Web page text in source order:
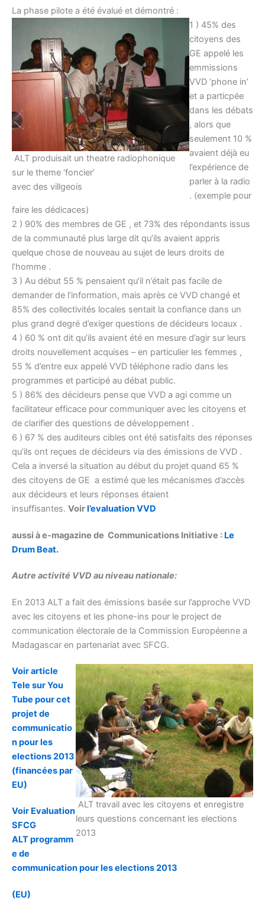
La phase pilote a été évalué et démontré :
ALT produisait un theatre radiophonique
sur le theme ‘foncier’
avec des villgeois
1 ) 45% des
citoyens des
GE appelé les
emmissions
VVD ‘phone in’
et a particpée
dans les débats
, alors que
seulement 10 %
avaient déjà eu
l’expérience de
parler à la radio
. (exemple pour
faire les dédicaces)
2 ) 90% des membres de GE , et 73% des répondants issus
de la communauté plus large dit qu’ils avaient appris
quelque chose de nouveau au sujet de leurs droits de
l’homme .
3 ) Au début 55 % pensaient qu’il n’était pas facile de
demander de l’information, mais après ce VVD changé et
85% des collectivités locales sentait la confiance dans un
plus grand degré d’exiger questions de décideurs locaux .
4 ) 60 % ont dit qu’ils avaient été en mesure d’agir sur leurs
droits nouvellement acquises – en particulier les femmes ,
55 % d’entre eux appelé VVD téléphone radio dans les
programmes et participé au débat public.
5 ) 86% des décideurs pense que VVD a agi comme un
facilitateur efficace pour communiquer avec les citoyens et
de clarifier des questions de développement .
6 ) 67 % des auditeurs cibles ont été satisfaits des réponses
qu’ils ont reçues de décideurs via des émissions de VVD .
Cela a inversé la situation au début du projet quand 65 %
des citoyens de GE a estimé que les mécanismes d’accès
aux décideurs et leurs réponses étaient
insuffisantes. Voirl’evaluation VVD
aussi à e-magazine de Communications Initiative : Le
Drum Beat.
Autre activité VVD au niveau nationale:
En 2013 ALT a fait des émissions basée sur l’approche VVD
avec les citoyens et les phone-ins pour le project de
communication électorale de la Commission Européenne a
Madagascar en partenariat avec SFCG.
ALT travail avec les citoyens et enregistre
leurs questions concernant les elections
2013
Voir article
Tele sur You
Tube pour cet
projet de
communicatio
n pour les
elections 2013
(financées par
EU)
Voir Evaluation
SFCG
ALT programm
e de
communication pour les elections 2013
(EU)